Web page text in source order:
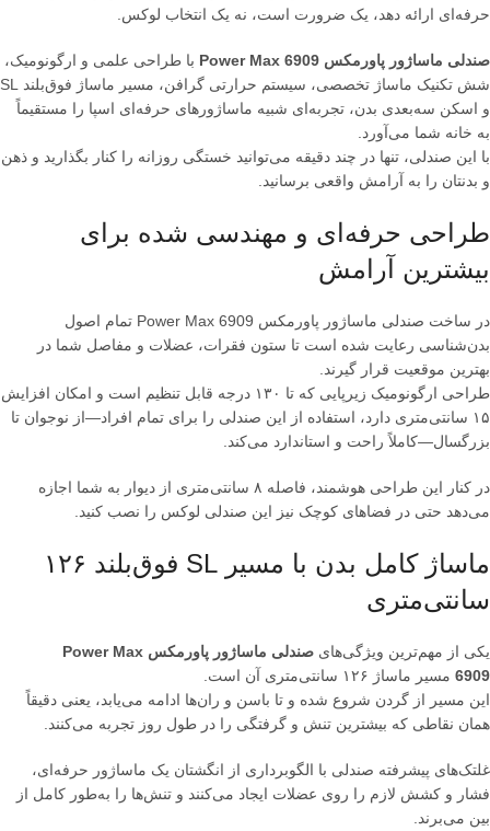
حرفه‌ای ارائه دهد، یک ضرورت است، نه یک انتخاب لوکس.
صندلی ماساژور پاورمکس Power Max 6909
با طراحی علمی و ارگونومیک،
شش تکنیک ماساژ تخصصی، سیستم حرارتی گرافن، مسیر ماساژ فوق‌بلند SL
و اسکن سه‌بعدی بدن، تجربه‌ای شبیه ماساژورهای حرفه‌ای اسپا را مستقیماً
به خانه شما می‌آورد.
با این صندلی، تنها در چند دقیقه می‌توانید خستگی روزانه را کنار بگذارید و ذهن
و بدنتان را به آرامش واقعی برسانید.
طراحی حرفه‌ای و مهندسی شده برای
بیشترین آرامش
در ساخت صندلی ماساژور پاورمکس Power Max 6909 تمام اصول
بدن‌شناسی رعایت شده است تا ستون فقرات، عضلات و مفاصل شما در
بهترین موقعیت قرار گیرند.
طراحی ارگونومیک زیرپایی که تا ۱۳۰ درجه قابل تنظیم است و امکان افزایش
۱۵ سانتی‌متری دارد، استفاده از این صندلی را برای تمام افراد—از نوجوان تا
بزرگسال—کاملاً راحت و استاندارد می‌کند.
در کنار این طراحی هوشمند، فاصله ۸ سانتی‌متری از دیوار به شما اجازه
می‌دهد حتی در فضاهای کوچک نیز این صندلی لوکس را نصب کنید.
ماساژ کامل بدن با مسیر SL فوق‌بلند ۱۲۶
سانتی‌متری
یکی از مهم‌ترین ویژگی‌های
صندلی ماساژور پاورمکس Power Max
6909 مسیر ماساژ ۱۲۶ سانتی‌متری آن است.
این مسیر از گردن شروع شده و تا باسن و ران‌ها ادامه می‌یابد، یعنی دقیقاً
همان نقاطی که بیشترین تنش و گرفتگی را در طول روز تجربه می‌کنند.
غلتک‌های پیشرفته صندلی با الگوبرداری از انگشتان یک ماساژور حرفه‌ای،
فشار و کشش لازم را روی عضلات ایجاد می‌کنند و تنش‌ها را به‌طور کامل از
بین می‌برند.